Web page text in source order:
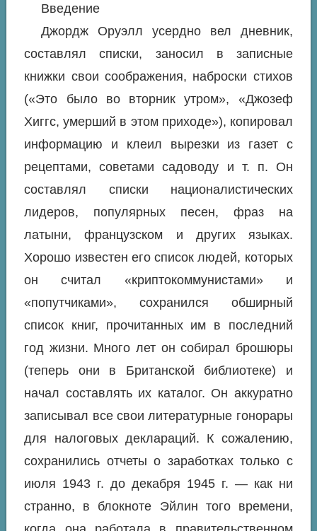
Введение
Джордж Оруэлл усердно вел дневник,
составлял списки, заносил в записные
книжки свои соображения, наброски стихов
(«Это было во вторник утром», «Джозеф
Хиггс, умерший в этом приходе»), копировал
информацию и клеил вырезки из газет с
рецептами, советами садоводу и т. п. Он
составлял списки националистических
лидеров, популярных песен, фраз на
латыни, французском и других языках.
Хорошо известен его список людей, которых
он считал «криптокоммунистами» и
«попутчиками», сохранился обширный
список книг, прочитанных им в последний
год жизни. Много лет он собирал брошюры
(теперь они в Британской библиотеке) и
начал составлять их каталог. Он аккуратно
записывал все свои литературные гонорары
для налоговых деклараций. К сожалению,
сохранились отчеты о заработках только с
июля 1943 г. до декабря 1945 г. — как ни
странно, в блокноте Эйлин того времени,